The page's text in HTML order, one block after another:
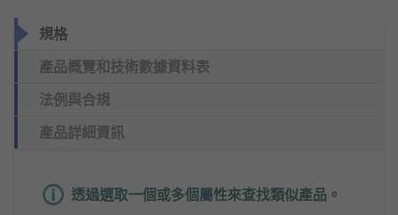
規格
產品概覽和技術數據資料表
法例與合規
產品詳細資訊
透過選取一個或多個屬性來查找類似產品。